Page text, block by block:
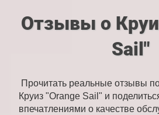
Отзывы о
Sail"
Прочитать реальные отзывы
Круиз "Orange Sail" и
впечатлениями о качестве